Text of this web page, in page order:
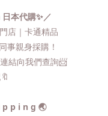
本代購✨／
店｜卡通精品
事親身採購！
結向我們查詢📨​
p i n g 🌏